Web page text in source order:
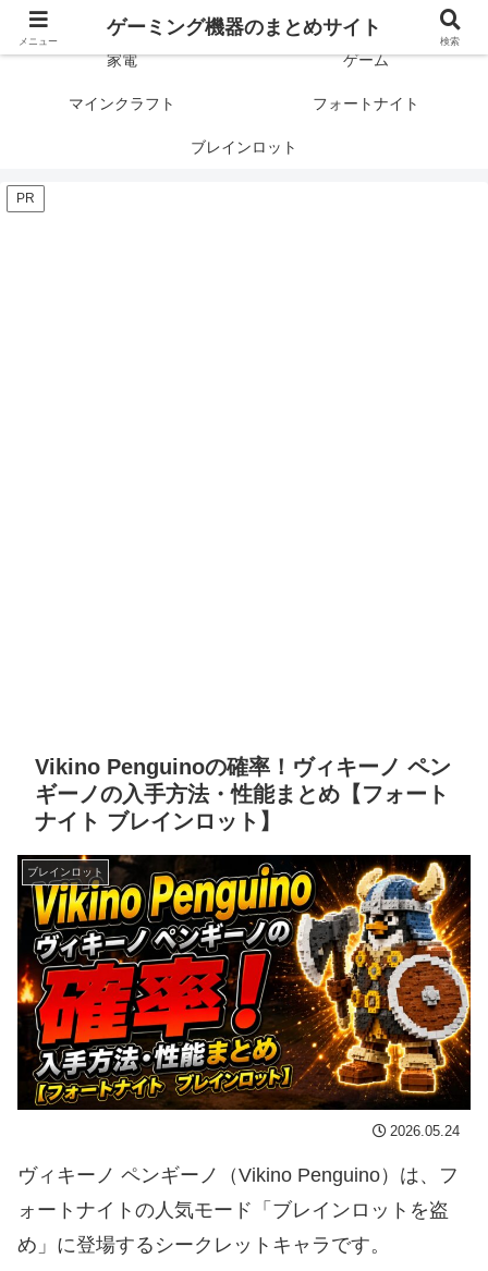
ゲーミング製品の口コミや評判と比較を紹介します！
家電 ゲーム
マインクラフト フォートナイト
ブレインロット
PR
Vikino Penguinoの確率！ヴィキーノ ペン
ギーノの入手方法・性能まとめ【フォート
ナイト ブレインロット】
ブレインロット
2026.05.24
ヴィキーノ ペンギーノ（Vikino Penguino）は、フ
ォートナイトの人気モード「ブレインロットを盗
め」に登場するシークレットキャラです。
メニュー
ゲーミング機器のまとめサイト
検索